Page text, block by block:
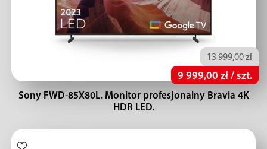
13 999,00 zł
9 999,00 zł / szt.
Sony FWD-85X80L. Monitor profesjonalny Bravia 4K
HDR LED.